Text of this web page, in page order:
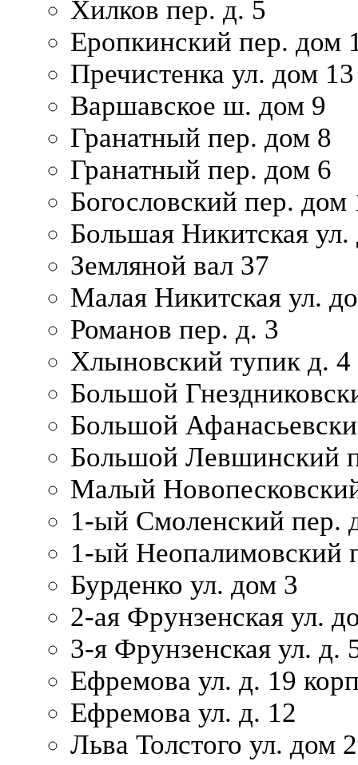
Хилков пер. д. 5
Еропкинский пер. дом
Пречистенка ул. дом 13
Варшавское ш. дом 9
Гранатный пер. дом 8
Гранатный пер. дом 6
Богословский пер.
Большая Никитская
Земляной вал 37
Малая Никитская ул.
Романов пер. д. 3
Хлыновский тупик д. 4
Большой
Большой
Большой Левшинский
Малый
1-ый Смоленский пер.
1-ый Неопалимовский
Бурденко ул. дом 3
2-ая Фрунзенская ул.
3-я Фрунзенская ул. д.
Ефремова ул. д. 19
Ефремова ул. д. 12
Льва Толстого ул. дом